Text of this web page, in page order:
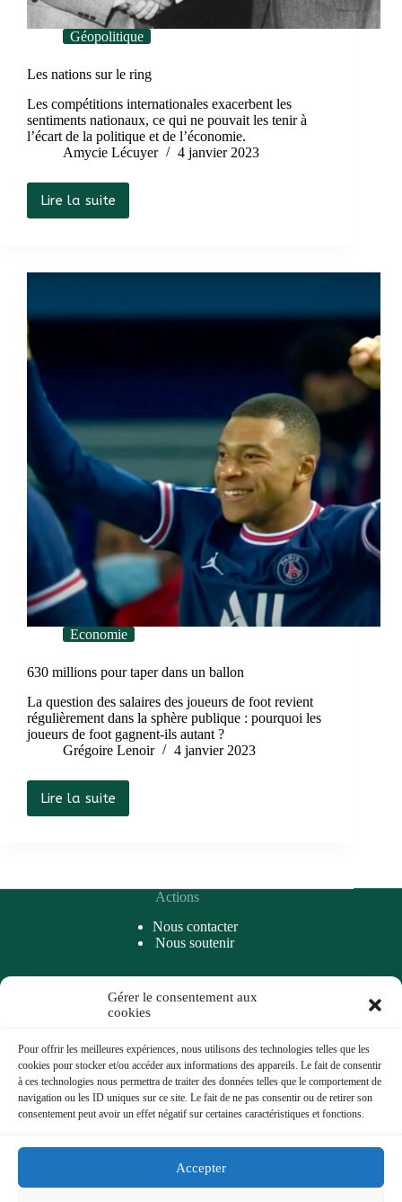
Gérer le consentement aux
cookies
Pour offrir les meilleures expériences, nous utilisons des technologies telles que les
cookies pour stocker et/ou accéder aux informations des appareils. Le fait de consentir
à ces technologies nous permettra de traiter des données telles que le comportement de
navigation ou les ID uniques sur ce site. Le fait de ne pas consentir ou de retirer son
consentement peut avoir un effet négatif sur certaines caractéristiques et fonctions.
Accepter
Géopolitique
Les nations sur le ring
Les compétitions internationales exacerbent les
sentiments nationaux, ce qui ne pouvait les tenir à
l’écart de la politique et de l’économie.
Amycie Lécuyer
4 janvier 2023
Lire la suite
Les
nations
ring
Economie
630 millions pour taper dans un ballon
La question des salaires des joueurs de foot revient
régulièrement dans la sphère publique : pourquoi les
joueurs de foot gagnent-ils autant ?
Grégoire Lenoir
4 janvier 2023
Lire la suite
630
millions
un
Actions
Nous contacter
Nous soutenir
Accès rapide
Podcasts
A Propos
Coups de cœur
Archives
Mentions légales